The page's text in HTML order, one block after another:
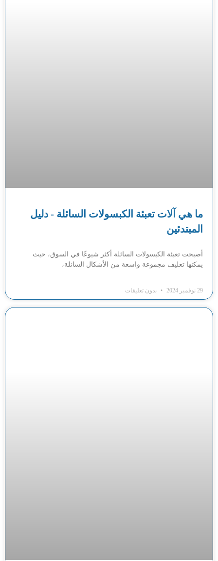
ما هي آلات تعبئة الكبسولات السائلة - دليل
المبتدئين
أصبحت تعبئة الكبسولات السائلة أكثر شيوعًا في السوق، حيث
يمكنها تغليف مجموعة واسعة من الأشكال السائلة،
29 نوفمبر 2024 بدون تعليقات